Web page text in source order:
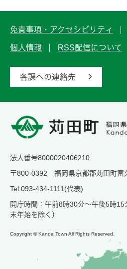
免責事項・アクセシビリティ
個人情報 RSS配信について
各課への連絡先
法人番号8000020406210
〒800-0392 福岡県京都郡苅田町富
Tel:093-434-1111(代表)
開庁時間：午前8時30分～午後5時
末年始を除く）
Copyright © Kanda Town All Rights Reserved.